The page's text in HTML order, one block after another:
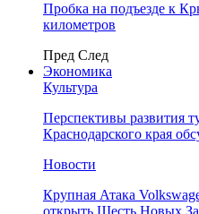
Пробка на подъезде к
километров
Пред След
Экономика
Культура
Перспективы развития
Краснодарского края
Новости
Крупная Атака
открыть Шесть Новых